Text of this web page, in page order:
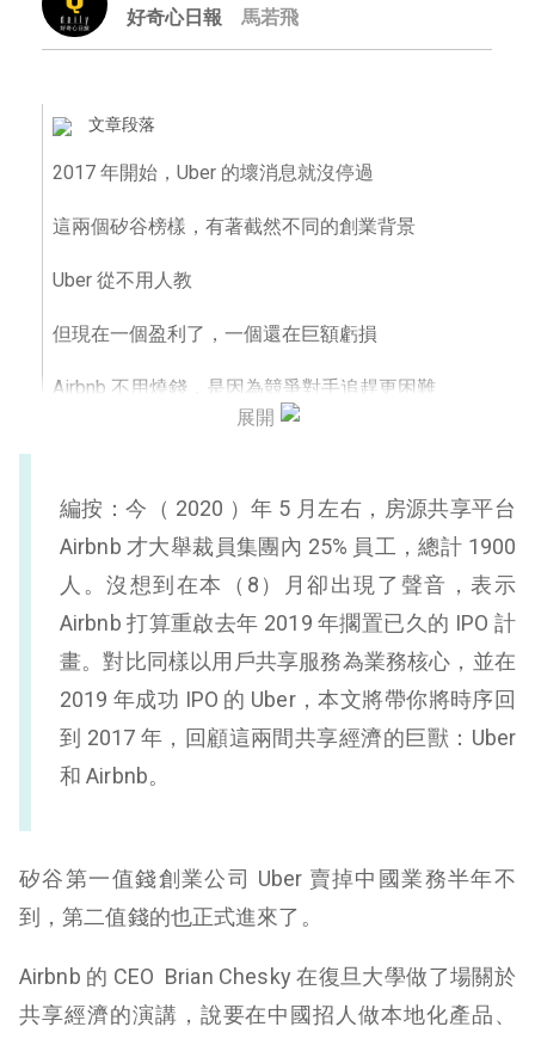
好奇心日報 馬若飛
文章段落
2017 年開始，Uber 的壞消息就沒停過
這兩個矽谷榜樣，有著截然不同的創業背景
Uber 從不用人教
但現在一個盈利了，一個還在巨額虧損
Airbnb 不用燒錢，是因為競爭對手追趕更困難
至少目前，Airbnb 進入的新市場想像力更大
展開
編按：今（ 2020 ）年 5 月左右，房源共享平台
Airbnb 才大舉裁員集團內 25% 員工，總計 1900
人。沒想到在本（8）月卻出現了聲音，表示
Airbnb 打算重啟去年 2019 年擱置已久的 IPO 計
畫。對比同樣以用戶共享服務為業務核心，並在
2019 年成功 IPO 的 Uber，本文將帶你將時序回
到 2017 年，回顧這兩間共享經濟的巨獸：Uber
和 Airbnb。
矽谷第一值錢創業公司 Uber 賣掉中國業務半年不
到，第二值錢的也正式進來了。
Airbnb 的 CEO Brian Chesky 在復旦大學做了場關於
共享經濟的演講，說要在中國招人做本地化產品、